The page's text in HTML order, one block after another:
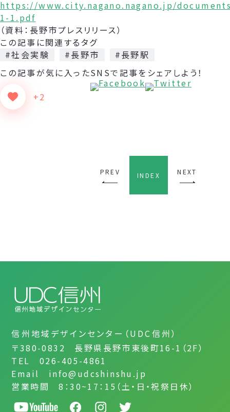
https://www.city.nagano.nagano.jp/
1-1.pdf
（資料：長野市プレスリリース）
この記事に関連するタグ
#社会実験
#長野市
#長野駅
この記事が気に入った
+2
SNSで記事をシェアしよう！
PREV INDEX NEXT
信州地域デザインセンター（UDC信州）
〒380-0832 長野県長野市東後町16-1（2F）
TEL 026-405-4861
Email info@udcshinshu.jp
営業時間 8：30~17：15（土・日・祝祭日休）